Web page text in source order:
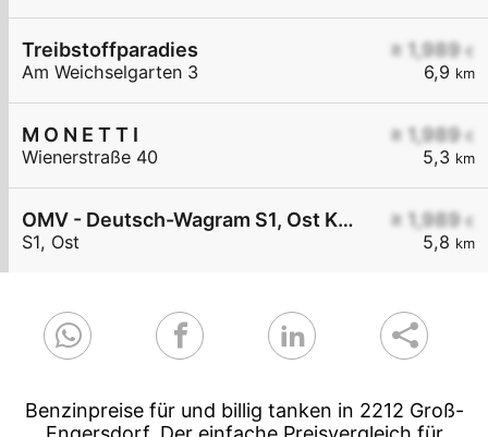
≥ 1,989 €
6,9 km
Treibstoffparadies
Am Weichselgarten 3
≥ 1,989 €
5,3 km
M O N E T T I
Wienerstraße 40
≥ 1,989 €
5,8 km
OMV - Deutsch-Wagram S1, Ost KM 38,5
S1, Ost
Benzinpreise für und billig tanken in 2212 Groß-